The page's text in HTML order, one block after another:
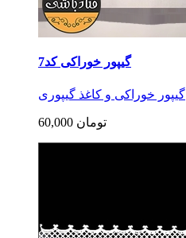
گیپور خوراکی کد7
گیپور خوراکی و کاغذ گیپوری
60,000 تومان